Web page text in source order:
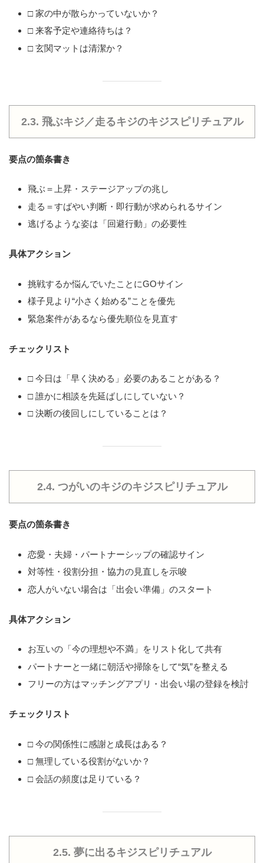
□ 家の中が散らかっていないか？
□ 来客予定や連絡待ちは？
□ 玄関マットは清潔か？
2.3. 飛ぶキジ／走るキジのキジスピリチュアル
要点の箇条書き
飛ぶ＝上昇・ステージアップの兆し
走る＝すばやい判断・即行動が求められるサイン
逃げるような姿は「回避行動」の必要性
具体アクション
挑戦するか悩んでいたことにGOサイン
様子見より“小さく始める”ことを優先
緊急案件があるなら優先順位を見直す
チェックリスト
□ 今日は「早く決める」必要のあることがある？
□ 誰かに相談を先延ばしにしていない？
□ 決断の後回しにしていることは？
2.4. つがいのキジのキジスピリチュアル
要点の箇条書き
恋愛・夫婦・パートナーシップの確認サイン
対等性・役割分担・協力の見直しを示唆
恋人がいない場合は「出会い準備」のスタート
具体アクション
お互いの「今の理想や不満」をリスト化して共有
パートナーと一緒に朝活や掃除をして“気”を整える
フリーの方はマッチングアプリ・出会い場の登録を検討
チェックリスト
□ 今の関係性に感謝と成長はある？
□ 無理している役割がないか？
□ 会話の頻度は足りている？
2.5. 夢に出るキジスピリチュアル